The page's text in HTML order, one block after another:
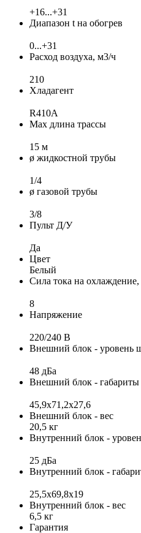
+16...+31
Диапазон t на обогрев
0...+31
Расход воздуха, м3/ч
210
Хладагент
R410A
Max длина трассы
15 м
ø жидкостной трубы
1/4
ø газовой трубы
3/8
Пульт Д/У
Да
Цвет
Белый
Сила тока на
8
Напряжение
220/240 B
Внешний блок - уровень
48 дБа
Внешний блок -
45,9x71,2х27,6
Внешний блок - вес
20,5 кг
Внутренний блок -
25 дБа
Внутренний блок -
25,5x69,8x19
Внутренний блок - вес
6,5 кг
Гарантия